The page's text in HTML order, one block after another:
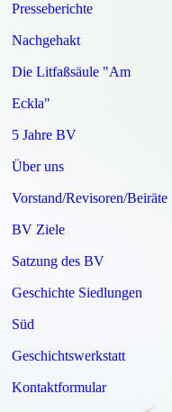
Presseberichte
Nachgehakt
Die Litfaßsäule "Am
Eckla"
5 Jahre BV
Über uns
Vorstand/Revisoren/Beiräte
BV Ziele
Satzung des BV
Geschichte Siedlungen
Süd
Geschichtswerkstatt
Kontaktformular